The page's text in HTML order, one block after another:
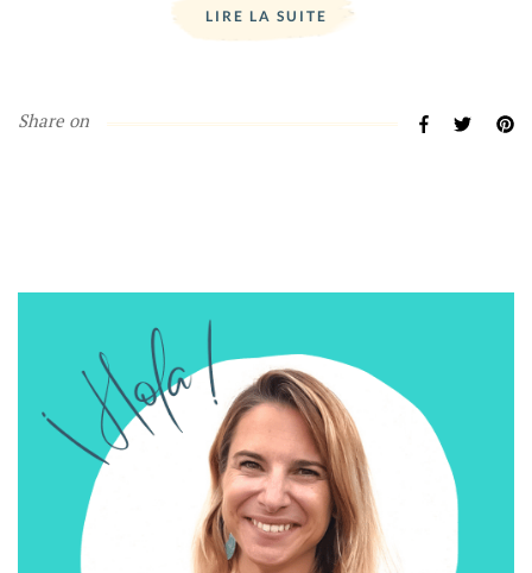
LIRE LA SUITE
Share on